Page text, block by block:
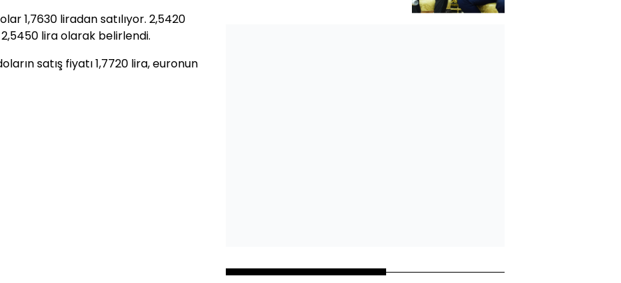
1,7630 liradan satılıyor. 2,5420
lira olarak belirlendi.
satış fiyatı 1,7720 lira, euronun